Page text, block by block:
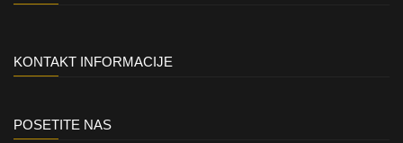
KONTAKT INFORMACIJE
POSETITE NAS